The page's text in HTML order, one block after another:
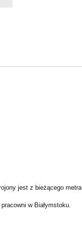
jest z bieżącego
pracowni w Białymstoku.